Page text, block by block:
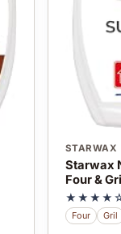
STARWAX
Starwax
Four &
Four
Gril